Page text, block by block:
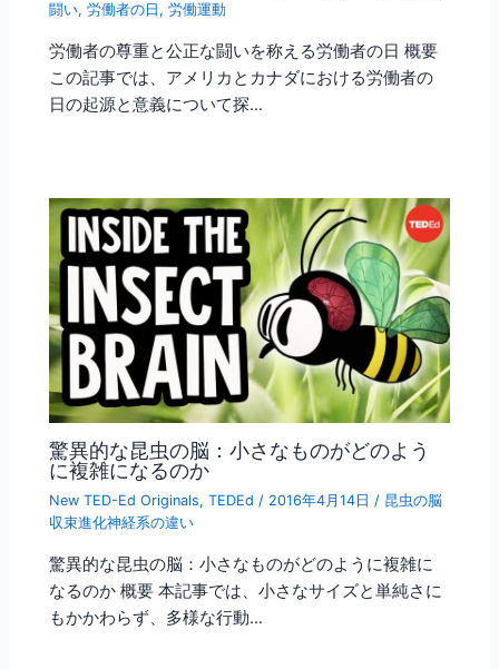
闘い,労働者の日 ,労働運動
労働者の尊重と公正な闘いを称える労働者の日 概要
この記事では、アメリカとカナダにおける労働者の
日の起源と意義について探…
驚異的な昆虫の脳：小さなものがどのよう
に複雑になるのか
New TED-Ed Originals,TEDEd / 2016年4月14日/ 昆虫の脳
収束進化神経系の違い
驚異的な昆虫の脳：小さなものがどのように複雑に
なるのか 概要 本記事では、小さなサイズと単純さに
もかかわらず、多様な行動…